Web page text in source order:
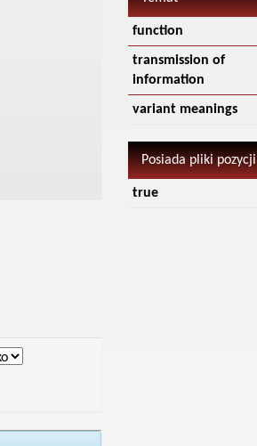
function
transmission of
information
variant meanings
Posiada pliki pozycji
true